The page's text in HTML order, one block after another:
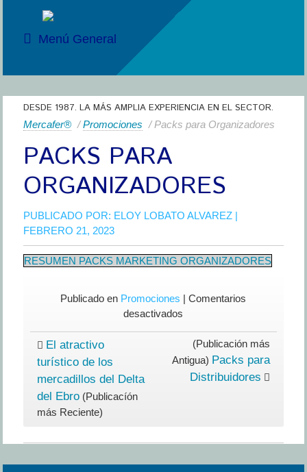
Menú General
DESDE 1987. LA MÁS AMPLIA EXPERIENCIA EN EL SECTOR.
Mercafer® /Promociones / Packs para Organizadores
PACKS PARA
ORGANIZADORES
PUBLICADO POR: ELOY LOBATO ALVAREZ|
FEBRERO 21, 2023
RESUMEN PACKS MARKETING ORGANIZADORES
Publicado en Promociones |Comentarios
desactivados
para
Organizadores
El atractivo
turístico de los
mercadillos del Delta
del Ebro(Publicacíón
más Reciente)
(Publicación más
Antigua) Packs para
Distribuidores